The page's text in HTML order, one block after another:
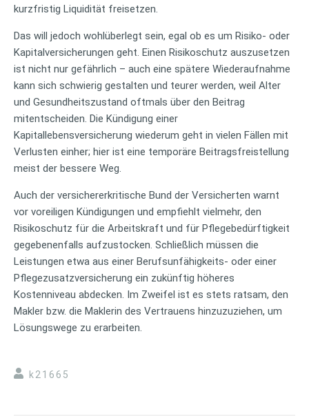
kurzfristig Liquidität freisetzen.
Das will jedoch wohlüberlegt sein, egal ob es um Risiko- oder
Kapitalversicherungen geht. Einen Risikoschutz auszusetzen
ist nicht nur gefährlich – auch eine spätere Wiederaufnahme
kann sich schwierig gestalten und teurer werden, weil Alter
und Gesundheitszustand oftmals über den Beitrag
mitentscheiden. Die Kündigung einer
Kapitallebensversicherung wiederum geht in vielen Fällen mit
Verlusten einher; hier ist eine temporäre Beitragsfreistellung
meist der bessere Weg.
Auch der versichererkritische Bund der Versicherten warnt
vor voreiligen Kündigungen und empfiehlt vielmehr, den
Risikoschutz für die Arbeitskraft und für Pflegebedürftigkeit
gegebenenfalls aufzustocken. Schließlich müssen die
Leistungen etwa aus einer Berufsunfähigkeits- oder einer
Pflegezusatzversicherung ein zukünftig höheres
Kostenniveau abdecken. Im Zweifel ist es stets ratsam, den
Makler bzw. die Maklerin des Vertrauens hinzuzuziehen, um
Lösungswege zu erarbeiten.
k21665